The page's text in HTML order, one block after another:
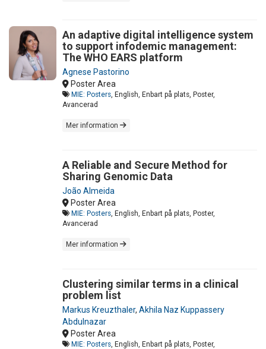
An adaptive digital intelligence system
to support infodemic management:
The WHO EARS platform
Agnese Pastorino
Poster Area
MIE: Posters , English, Enbart på plats, Poster,
Avancerad
Mer information
A Reliable and Secure Method for
Sharing Genomic Data
João Almeida
Poster Area
MIE: Posters , English, Enbart på plats, Poster,
Avancerad
Mer information
Clustering similar terms in a clinical
problem list
Markus Kreuzthaler, Akhila Naz Kuppassery
Abdulnazar
Poster Area
MIE: Posters , English, Enbart på plats, Poster,